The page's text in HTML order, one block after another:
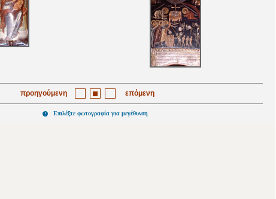
προηγούμενη επόμενη
Επιλέξτε φωτογραφία για μεγέθυνση